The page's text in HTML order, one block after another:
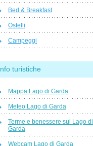
Bed & Breakfast
Ostelli
Campeggi
Info turistiche
Mappa Lago di Garda
Meteo Lago di Garda
Terme e benessere sul Lago di
Garda
Webcam Lago di Garda